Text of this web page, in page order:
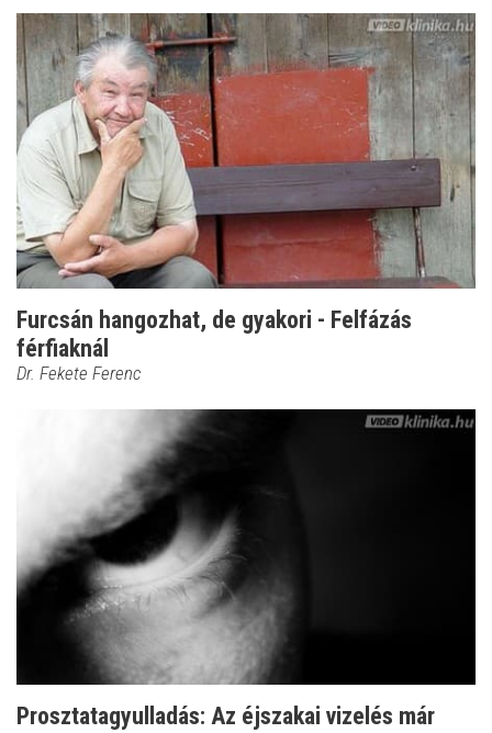
Furcsán hangozhat, de gyakori - Felfázás
férfiaknál
Dr. Fekete Ferenc
Prosztatagyulladás: Az éjszakai vizelés már